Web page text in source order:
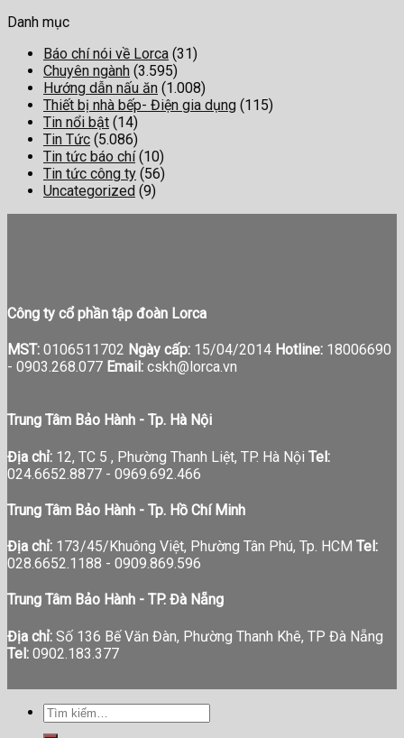
Danh mục
Báo chí nói về Lorca (31)
Chuyên ngành (3.595)
Hướng dẫn nấu ăn (1.008)
Thiết bị nhà bếp- Điện gia dụng (115)
Tin nổi bật (14)
Tin Tức (5.086)
Tin tức báo chí(10)
Tin tức công ty (56)
Uncategorized (9)
Công ty cổ phần tập đoàn Lorca
MST: 0106511702 Ngày cấp: 15/04/2014 Hotline: 18006690
- 0903.268.077 Email: cskh@lorca.vn
Trung Tâm Bảo Hành - Tp. Hà Nội
Địa chỉ: 12, TC 5 , Phường Thanh Liệt, TP. Hà Nội Tel:
024.6652.8877 - 0969.692.466
Trung Tâm Bảo Hành - Tp. Hồ Chí Minh
Địa chỉ: 173/45/Khuông Việt, Phường Tân Phú, Tp. HCM Tel:
028.6652.1188 - 0909.869.596
Trung Tâm Bảo Hành - TP. Đà Nẵng
Địa chỉ: Số 136 Bế Văn Đàn, Phường Thanh Khê, TP Đà Nẵng
Tel: 0902.183.377
Tìm
kiếm: